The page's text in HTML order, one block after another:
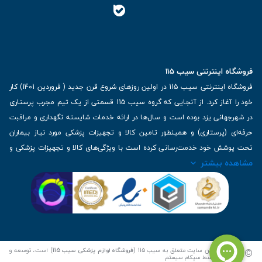
فروشگاه اینترنتی سیب 115
فروشگاه اینترنتی سیب 115 در اولین روزهای شروع قرن جدید ( فروردین 1401) کار
خود را آغاز کرد. از آنجایی که گروه سیب 115 قسمتی از یک تیم مجرب پرستاری
در شهرجهانی یزد بوده است و سال‌ها در ارائه خدمات شایسته نگهداری و مراقبت
حرفه‌ای (پرستاری) و همینطور تامین کالا و تجهیزات پزشکی مورد نیاز بیماران
تحت پوشش خود خدمت‌رسانی کرده است با ویژگی‌های کالا و تجهیزات پزشکی و
برترین برندهای موجود در بازار اطلاعات بسیار ارزشمندی را دارا می‌باشد
| تلفن تماس : 36333383-035 | ایمیل: Info@Sib115.com
مشاهده بیشتر
© کلیه حقوق این سایت متعلق به سیب 115 ( فروشگاه لوازم پزشکی سیب 115 ) است، توسعه و
کدنویسی توسط سپکام سیستم